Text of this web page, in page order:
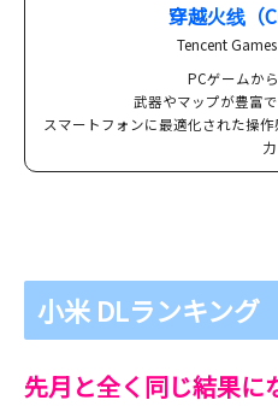
穿越火线（
Tencent Games
PCゲームか
武器やマップが豊富
スマートフォンに最適化された操
力
小米 DLランキング
先月と全く同じ結果に